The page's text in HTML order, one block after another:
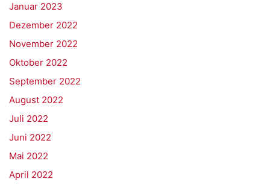
Januar 2023
Dezember 2022
November 2022
Oktober 2022
September 2022
August 2022
Juli 2022
Juni 2022
Mai 2022
April 2022